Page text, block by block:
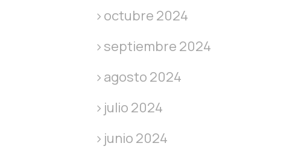
octubre 2024
septiembre 2024
agosto 2024
julio 2024
junio 2024